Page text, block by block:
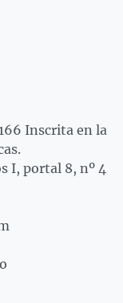
Inscrita en la
I, portal 8, nº 4